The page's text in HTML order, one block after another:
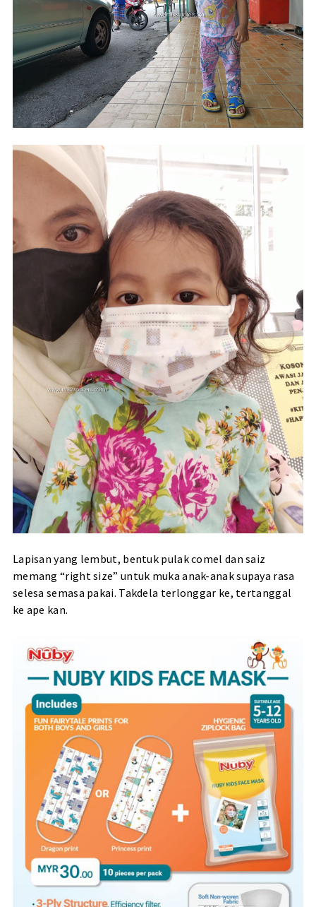
Lapisan yang lembut, bentuk pulak comel dan saiz
memang “right size” untuk muka anak-anak supaya rasa
selesa semasa pakai. Takdela terlonggar ke, tertanggal
ke ape kan.